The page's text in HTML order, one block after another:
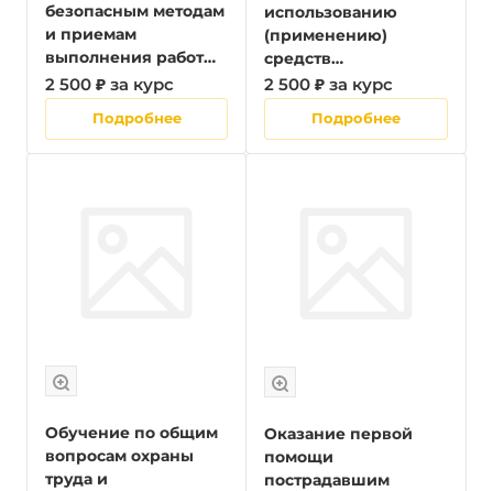
безопасным методам
и приемам
выполнения работ
при воздействии
вредных и (или)
опасных
производственных
2 500 ₽ за курс
Подробнее
использованию
(применению)
средств
индивидуальной
защиты
2 500 ₽ за курс
Подробнее
Обучение по общим
вопросам охраны
труда и
Оказание первой
помощи
пострадавшим